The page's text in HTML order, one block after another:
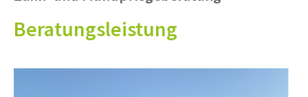
Beratungsleistung